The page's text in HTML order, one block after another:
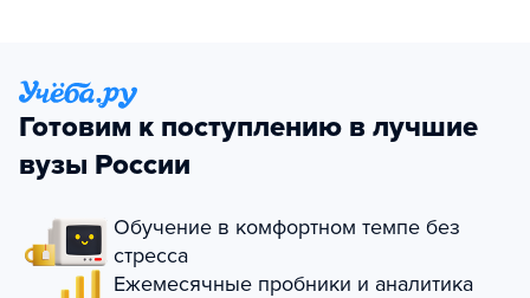
Готовим к поступлению в лучшие
вузы России
Обучение в комфортном темпе без
стресса
Ежемесячные пробники и аналитика